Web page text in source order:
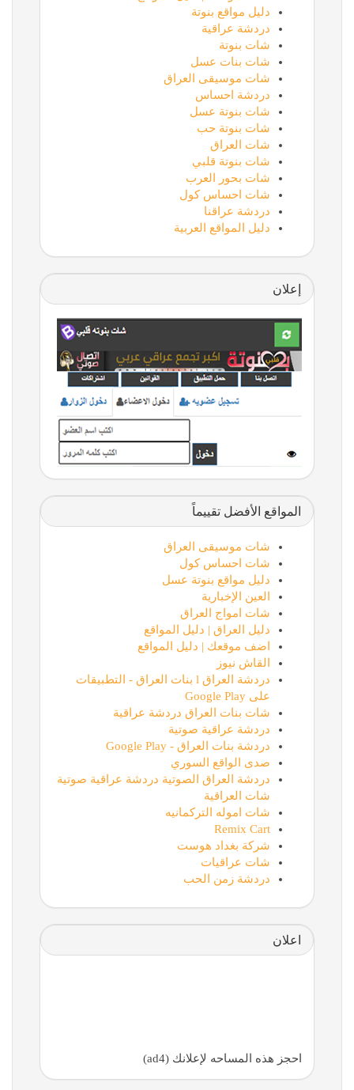
دليل مواقع بنوتة
دردشة عراقية
شات بنوتة
شات بنات عسل
شات موسيقى العراق
دردشة احساس
شات بنوتة عسل
شات بنوتة حب
شات العراق
شات بنوتة قلبي
شات بحور العرب
شات احساس كول
دردشة عراقنا
دليل المواقع العربية
إعلان
المواقع الأفضل تقييماً
شات موسيقى العراق
شات احساس كول
دليل مواقع بنوتة عسل
العين الإخبارية
شات امواج العراق
دليل العراق | دليل المواقع
اضف موقعك | دليل المواقع
القاش نيوز
دردشة العراق l بنات العراق - التطبيقات
على Google Play
شات بنات العراق دردشة عراقية
دردشة عراقية صوتية
دردشة بنات العراق - Google Play
صدى الواقع السوري
دردشة العراق الصوتية دردشة عراقية صوتية
شات العراقية
شات اموله التركمانيه
Remix Cart
شركة بغداد هوست
شات عراقيات
دردشة زمن الحب
اعلان
احجز هذه المساحه لإعلانك (ad4)